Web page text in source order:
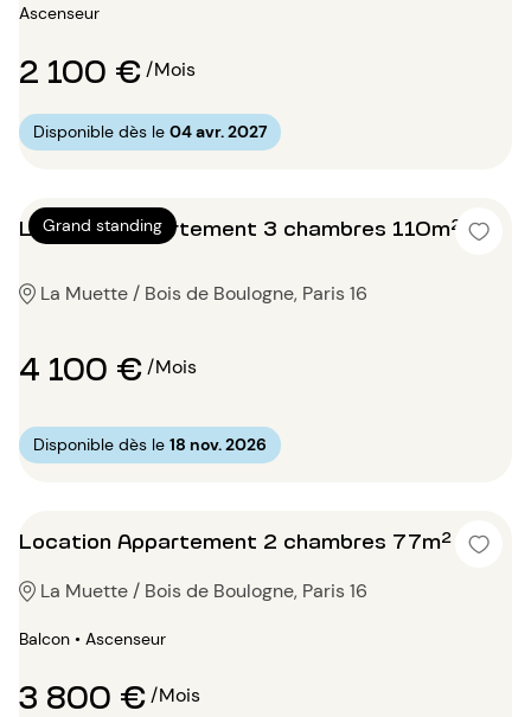
Ascenseur
2 100 €/Mois
Disponible dès le 04 avr. 2027
Grand standing
Location Appartement 3 chambres 110m²
La Muette / Bois de Boulogne, Paris 16
4 100 €/Mois
Disponible dès le 18 nov. 2026
Location Appartement 2 chambres 77m²
La Muette / Bois de Boulogne, Paris 16
Balcon • Ascenseur
3 800 €/Mois